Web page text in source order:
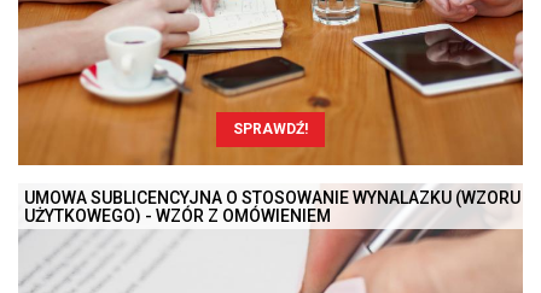
SPRAWDŹ!
UMOWA SUBLICENCYJNA O STOSOWANIE WYNALAZKU (WZORU
UŻYTKOWEGO) - WZÓR Z OMÓWIENIEM